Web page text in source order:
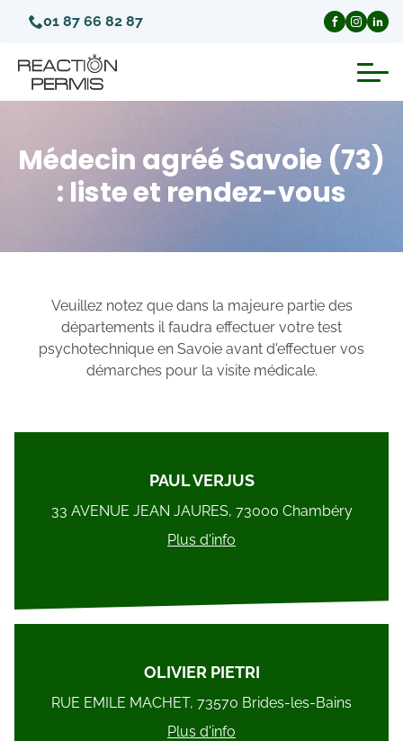
01 87 66 82 87
Invalidation du permis de conduire
Visite médicale test psychotechnique
Médecin agréé Savoie (73)
: liste et rendez-vous
Veuillez notez que dans la majeure partie des
départements il faudra effectuer votre test
psychotechnique en Savoie avant d'effectuer vos
démarches pour la visite médicale.
PAUL VERJUS
33 AVENUE JEAN JAURES, 73000 Chambéry
Plus d'info
OLIVIER PIETRI
RUE EMILE MACHET, 73570 Brides-les-Bains
Plus d'info